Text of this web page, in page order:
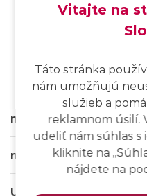
SK/
msg life Slovakia
msg life Group
Užitočné odkazy
Vitajte na
Táto stránka
nám umožňujú
služieb a
reklamnom úsilí.
udeliť nám súhlas s
kliknite na
nájdete na